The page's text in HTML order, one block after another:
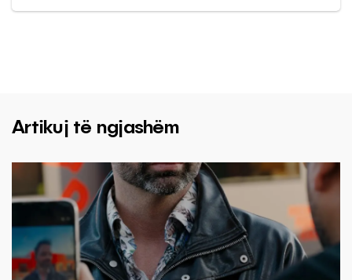
Artikuj të ngjashëm